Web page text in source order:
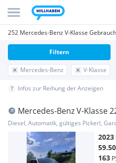
252 Mercedes-Benz V-Klasse
Mercedes-Benz V-Klasse
Filtern
Infos zur Reihung der Anzeigen
Mercedes-Benz V-Klasse
*MwSt ausweisbar
Diesel, Automatik, gültiges Pickerl,
2023
163